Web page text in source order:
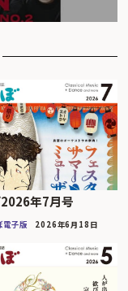
年7月号
電子版 2026年6月18日